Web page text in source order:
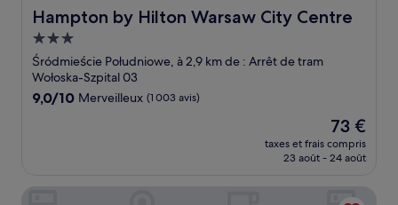
Hampton by Hilton Warsaw City Centre
Hampton by Hilton Warsaw City Centre
Hébergement
3.0 étoiles
Śródmieście Południowe, à 2,9 km de : Arrêt de tram
Wołoska-Szpital 03
9.0
9,0/10 Merveilleux (1 003 avis)
Le
nouveau
prix
de
73 €
taxes et frais compris
23 août - 24 août